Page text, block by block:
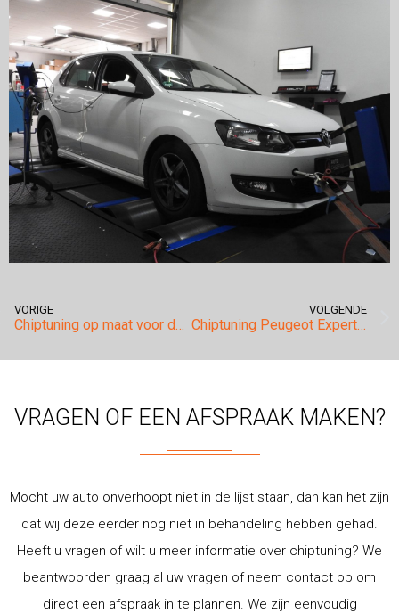
VORIGE
Chiptuning op maat voor de Mercedes Benz Vito.
VOLGENDE
Chiptuning Peugeot Expert 1.6 HDI.
VRAGEN OF EEN AFSPRAAK MAKEN?
Mocht uw auto onverhoopt niet in de lijst staan, dan kan het zijn
dat wij deze eerder nog niet in behandeling hebben gehad.
Heeft u vragen of wilt u meer informatie over chiptuning? We
beantwoorden graag al uw vragen of neem contact op om
direct een afspraak in te plannen. We zijn eenvoudig